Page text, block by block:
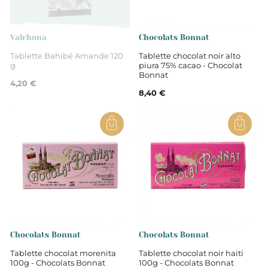
Tablettes de chocolat
Valrhona
Tablette Bahibé Amande 120
g
4,20 €
Chocolats Bonnat
Tablette chocolat noir alto
piura 75% cacao - Chocolat
Bonnat
8,40 €
Chocolats Bonnat
Tablette chocolat morenita
100g - Chocolats Bonnat
Chocolats Bonnat
Tablette chocolat noir haiti
100g - Chocolats Bonnat